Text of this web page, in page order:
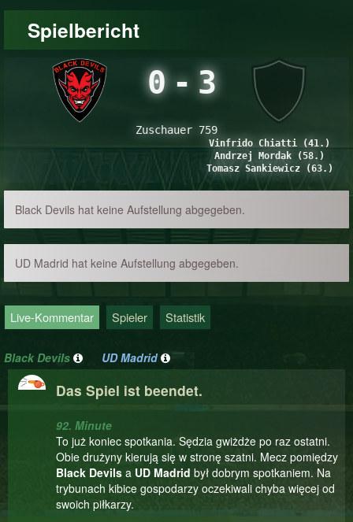
Spielbericht
0 - 3
Zuschauer 759
Vinfrido Chiatti (41.)
Andrzej Mordak (58.)
Tomasz Sankiewicz (63.)
Black Devils hat keine Aufstellung abgegeben.
UD Madrid hat keine Aufstellung abgegeben.
Live-Kommentar Spieler Statistik
Black Devils UD Madrid
Das Spiel ist beendet.
92. Minute
To już koniec spotkania. Sędzia gwiżdże po raz ostatni.
Obie drużyny kierują się w stronę szatni. Mecz pomiędzy
Black Devils a UD Madrid był dobrym spotkaniem. Na
trybunach kibice gospodarzy oczekiwali chyba więcej od
swoich piłkarzy.